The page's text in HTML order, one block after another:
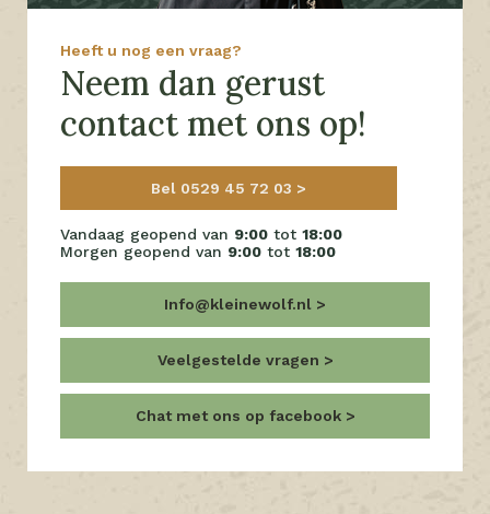
Heeft u nog een vraag?
Neem dan gerust
contact met ons op!
Bel 0529 45 72 03
Vandaag geopend van 9:00 tot 18:00
Morgen geopend van 9:00 tot 18:00
Info@kleinewolf.nl
Veelgestelde vragen
Chat met ons op facebook